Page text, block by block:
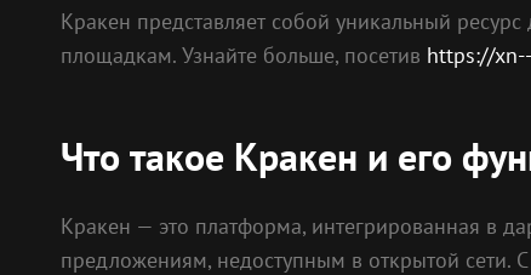
Кракен представляет собой уникальный
площадкам. Узнайте больше, посетив https://
Что такое Кракен и его
Кракен — это платформа, интегрированная в
предложениям, недоступным в открытой